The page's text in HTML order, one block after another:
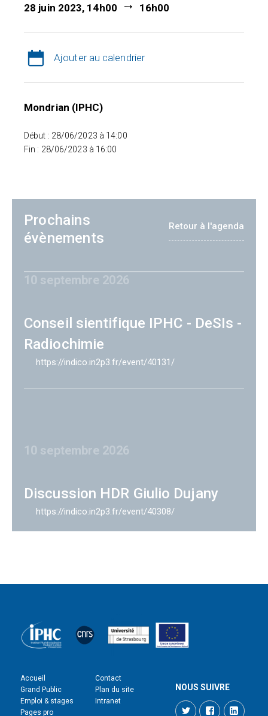
28 juin 2023, 14h00 16h00
Ajouter au calendrier
Mondrian (IPHC)
Début : 28/06/2023 à 14:00
Fin : 28/06/2023 à 16:00
Prochains
évènements
Retour à l'agenda
10 septembre 2026
Conseil sientifique IPHC - DeSIs -
Radiochimie
https://indico.in2p3.fr/event/40131/
10 septembre 2026
Discussion HDR Giulio Dujany
https://indico.in2p3.fr/event/40308/
Accueil
Grand Public
Emploi & stages
Pages pro
Contact
Plan du site
Intranet
NOUS SUIVRE
TwitterFacebook